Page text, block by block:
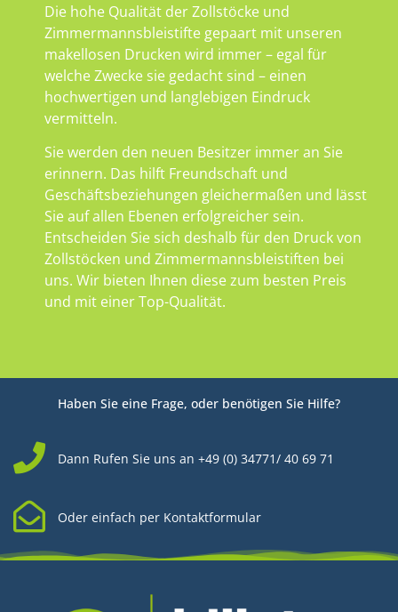
Die hohe Qualität der Zollstöcke und
Zimmermannsbleistifte gepaart mit unseren
makellosen Drucken wird immer – egal für
welche Zwecke sie gedacht sind – einen
hochwertigen und langlebigen Eindruck
vermitteln.
Sie werden den neuen Besitzer immer an Sie
erinnern. Das hilft Freundschaft und
Geschäftsbeziehungen gleichermaßen und lässt
Sie auf allen Ebenen erfolgreicher sein.
Entscheiden Sie sich deshalb für den Druck von
Zollstöcken und Zimmermannsbleistiften bei
uns. Wir bieten Ihnen diese zum besten Preis
und mit einer Top-Qualität.
Haben Sie eine Frage, oder benötigen Sie Hilfe?
Dann Rufen Sie uns an +49 (0) 34771/ 40 69 71
Oder einfach per Kontaktformular